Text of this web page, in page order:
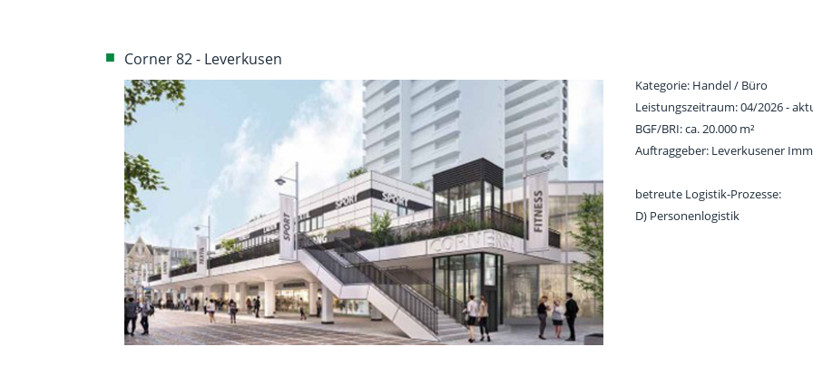
Corner 82 - Leverkusen
Kategorie: Handel / Büro
Leistungszeitraum: 04/2026 -
BGF/BRI: ca. 20.000 m²
Auftraggeber: Leverkusener
betreute Logistik-Prozesse:
D) Personenlogistik